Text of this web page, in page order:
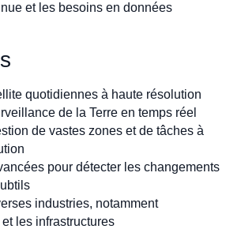
et les besoins en données
quotidiennes à haute résolution
de la Terre en temps réel
de vastes zones et de tâches à
pour détecter les changements
industries, notamment
et les infrastructures